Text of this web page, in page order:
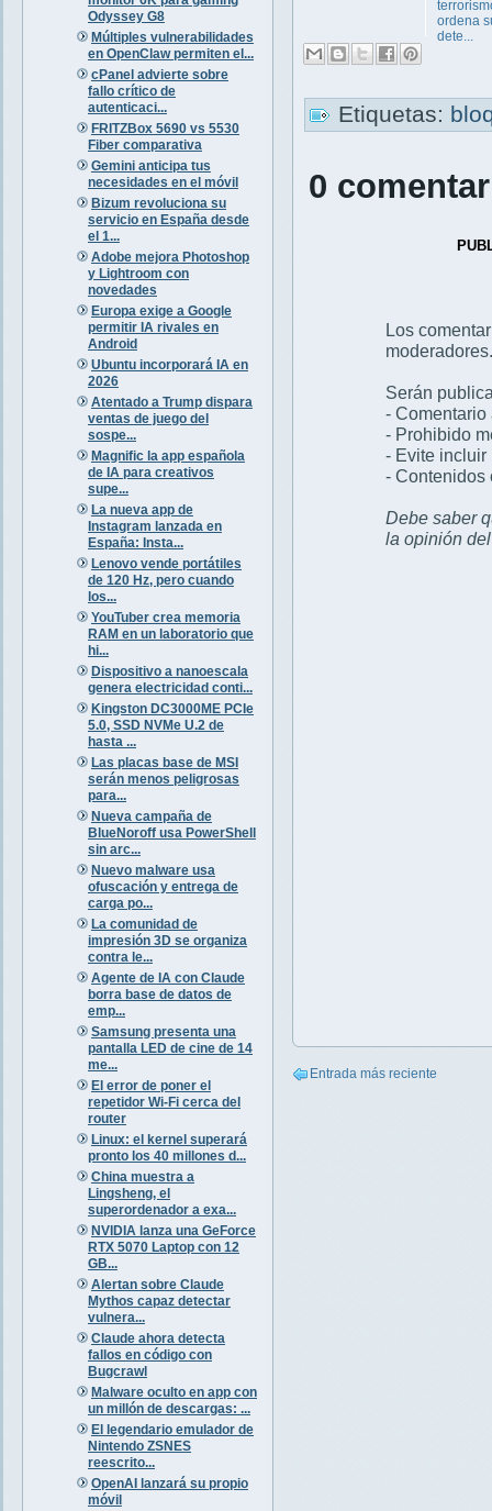
Odyssey G8
Múltiples vulnerabilidades
en OpenClaw permiten el...
cPanel advierte sobre
fallo crítico de
autenticaci...
FRITZBox 5690 vs 5530
Fiber comparativa
Gemini anticipa tus
necesidades en el móvil
Bizum revoluciona su
servicio en España desde
el 1...
Adobe mejora Photoshop
y Lightroom con
novedades
Europa exige a Google
permitir IA rivales en
Android
Ubuntu incorporará IA en
2026
Atentado a Trump dispara
ventas de juego del
sospe...
Magnific la app española
de IA para creativos
supe...
La nueva app de
Instagram lanzada en
España: Insta...
Lenovo vende portátiles
de 120 Hz, pero cuando
los...
YouTuber crea memoria
RAM en un laboratorio que
hi...
Dispositivo a nanoescala
genera electricidad conti...
Kingston DC3000ME PCIe
5.0, SSD NVMe U.2 de
hasta ...
Las placas base de MSI
serán menos peligrosas
para...
Nueva campaña de
BlueNoroff usa PowerShell
sin arc...
Nuevo malware usa
ofuscación y entrega de
carga po...
La comunidad de
impresión 3D se organiza
contra le...
Agente de IA con Claude
borra base de datos de
emp...
Samsung presenta una
pantalla LED de cine de 14
me...
El error de poner el
repetidor Wi-Fi cerca del
router
Linux: el kernel superará
pronto los 40 millones d...
China muestra a
Lingsheng, el
superordenador a exa...
NVIDIA lanza una GeForce
RTX 5070 Laptop con 12
GB...
Alertan sobre Claude
Mythos capaz detectar
vulnera...
Claude ahora detecta
fallos en código con
Bugcrawl
Malware oculto en app con
un millón de descargas: ...
El legendario emulador de
Nintendo ZSNES
reescrito...
OpenAI lanzará su propio
móvil
ordena
dete...
Etiquetas:
0
Los
moderadores.
Serán
- Comentario
- Prohibido
- Evite incluir
- Contenidos
Debe saber
la opinión
Entrada más reciente